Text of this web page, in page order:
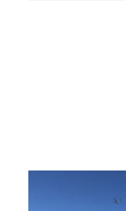
, 3 pièces